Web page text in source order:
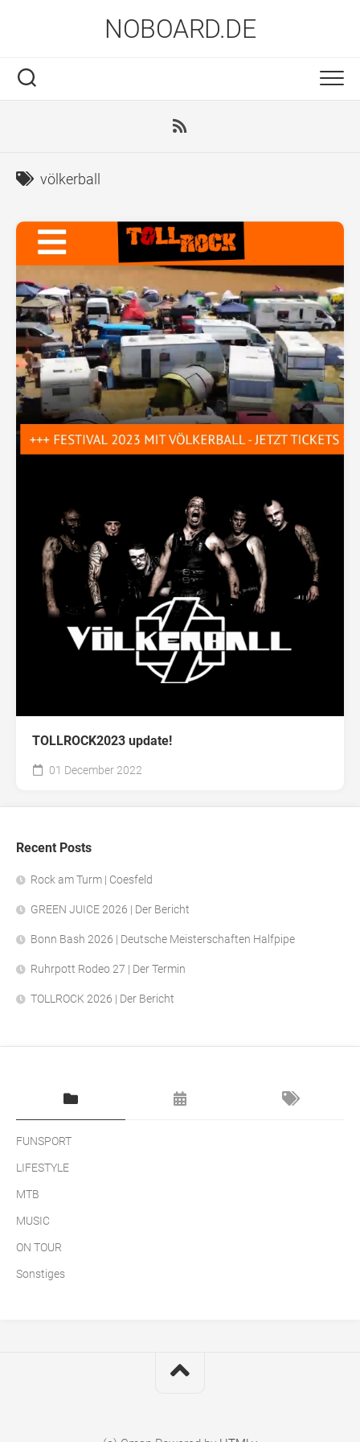
NOBOARD.DE
völkerball
TOLLROCK2023 update!
01 December 2022
Recent Posts
Rock am Turm | Coesfeld
GREEN JUICE 2026 | Der Bericht
Bonn Bash 2026 | Deutsche Meisterschaften Halfpipe
Ruhrpott Rodeo 27 | Der Termin
TOLLROCK 2026 | Der Bericht
FUNSPORT
LIFESTYLE
MTB
MUSIC
ON TOUR
Sonstiges